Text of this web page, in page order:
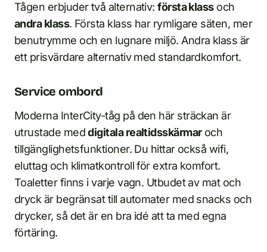
Tågen erbjuder två alternativ:första klassoch
andra klass. Första klass har rymligare säten, mer
benutrymme och en lugnare miljö. Andra klass är
ett prisvärdare alternativ med standardkomfort.
Service ombord
Moderna InterCity-tåg på den här sträckan är
utrustade meddigitala realtidsskärmaroch
tillgänglighetsfunktioner. Du hittar också wifi,
eluttag och klimatkontroll för extra komfort.
Toaletter finns i varje vagn. Utbudet av mat och
dryck är begränsat till automater med snacks och
drycker, så det är en bra idé att ta med egna
förtäring.